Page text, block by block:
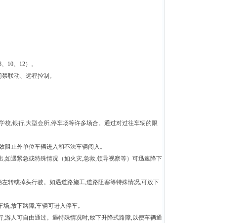
、 10、 12）。
联动、远程控制。
校,银行,大型会所,停车场等许多场合。通过对过往车辆的限
阻止外单位车辆进入和不法车辆闯入。
,如遇紧急或特殊情况（如火灾,急救,领导视察等）可迅速降下
左转或掉头行驶。如遇道路施工,道路阻塞等特殊情况,可放下
场,放下路障,车辆可进入停车。
,游人可自由通过。遇特殊情况时,放下升降式路障, 以便车辆通